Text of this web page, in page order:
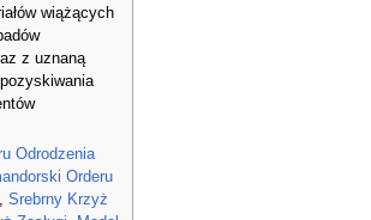
wiążących
z uznaną
Odrodzenia
Orderu
Srebrny Krzyż